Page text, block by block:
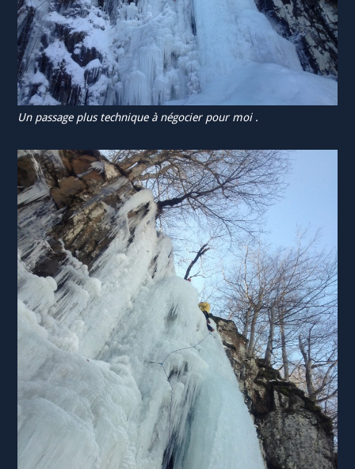
Un passage plus technique à négocier pour moi .